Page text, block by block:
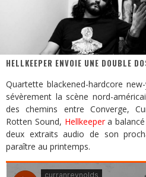
HELLKEEPER ENVOIE UNE DOUBLE
Quartette blackened-hardcore
sévèrement la scène nord-
des chemins entre Converge,
Rotten Sound, Hellkeepera
deux extraits audio de son
paraître au printemps.